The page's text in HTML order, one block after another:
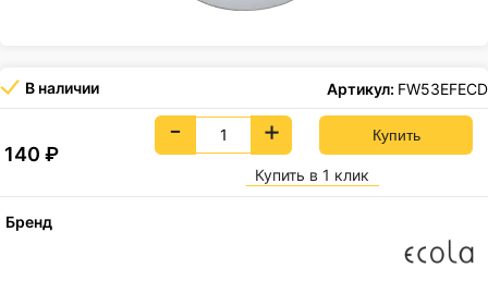
В наличии Артикул: FW53EFECD
140₽
- +
Купить в 1 клик
Бренд